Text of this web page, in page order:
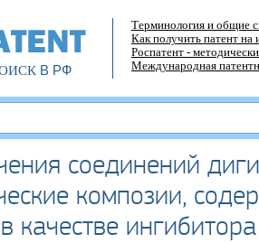
В РФ
Терминология и общие
Как получить патент на
Роспатент -
Международная
соединений
композии,
качестве